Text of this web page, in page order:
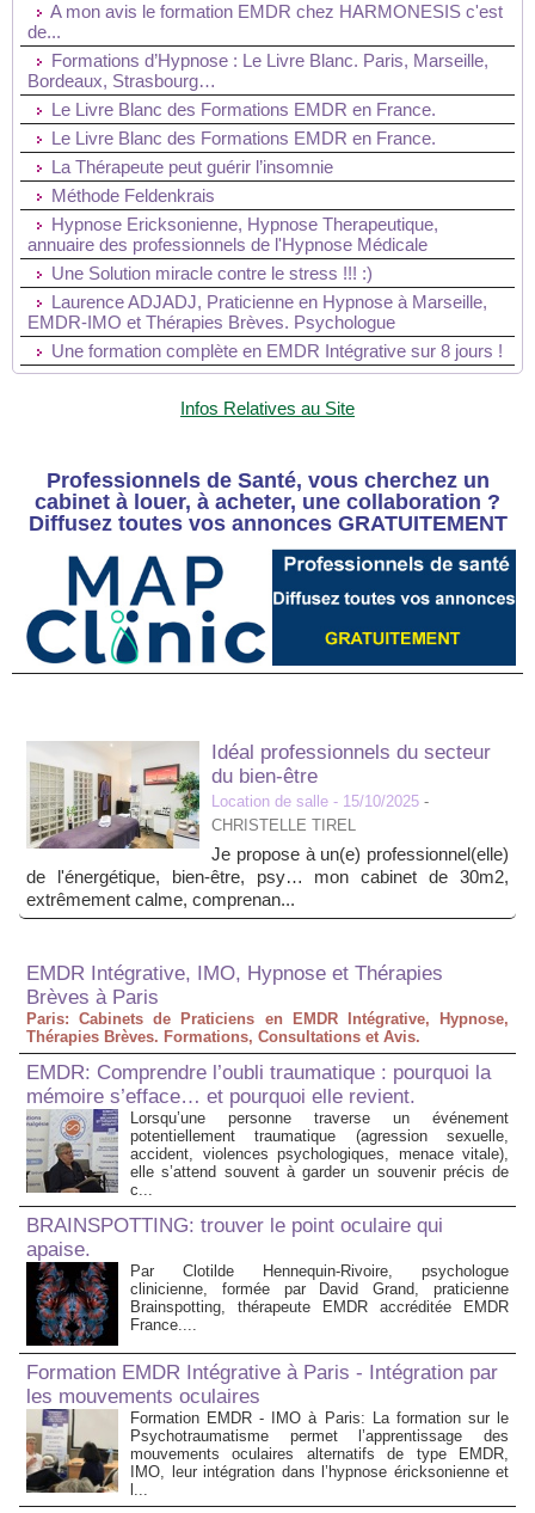
A mon avis le formation EMDR chez HARMONESIS c'est
de...
Formations d’Hypnose : Le Livre Blanc. Paris, Marseille,
Bordeaux, Strasbourg…
Le Livre Blanc des Formations EMDR en France.
Le Livre Blanc des Formations EMDR en France.
La Thérapeute peut guérir l’insomnie
Méthode Feldenkrais
Hypnose Ericksonienne, Hypnose Therapeutique,
annuaire des professionnels de l'Hypnose Médicale
Une Solution miracle contre le stress !!! :)
Laurence ADJADJ, Praticienne en Hypnose à Marseille,
EMDR-IMO et Thérapies Brèves. Psychologue
Une formation complète en EMDR Intégrative sur 8 jours !
Infos Relatives au Site
Professionnels de Santé, vous cherchez un
cabinet à louer, à acheter, une collaboration ?
Diffusez toutes vos annonces GRATUITEMENT
Idéal professionnels du secteur
du bien-être
Location de salle - 15/10/2025 -
CHRISTELLE TIREL
Je propose à un(e) professionnel(elle)
de l'énergétique, bien-être, psy… mon cabinet de 30m2,
extrêmement calme, comprenan...
EMDR Intégrative, IMO, Hypnose et Thérapies
Brèves à Paris
Paris: Cabinets de Praticiens en EMDR Intégrative, Hypnose,
Thérapies Brèves. Formations, Consultations et Avis.
EMDR: Comprendre l’oubli traumatique : pourquoi la
mémoire s’efface… et pourquoi elle revient.
Lorsqu’une personne traverse un événement
potentiellement traumatique (agression sexuelle,
accident, violences psychologiques, menace vitale),
elle s’attend souvent à garder un souvenir précis de
c...
BRAINSPOTTING: trouver le point oculaire qui
apaise.
Par Clotilde Hennequin-Rivoire, psychologue
clinicienne, formée par David Grand, praticienne
Brainspotting, thérapeute EMDR accréditée EMDR
France....
Formation EMDR Intégrative à Paris - Intégration par
les mouvements oculaires
Formation EMDR - IMO à Paris: La formation sur le
Psychotraumatisme permet l’apprentissage des
mouvements oculaires alternatifs de type EMDR,
IMO, leur intégration dans l’hypnose éricksonienne et
l...